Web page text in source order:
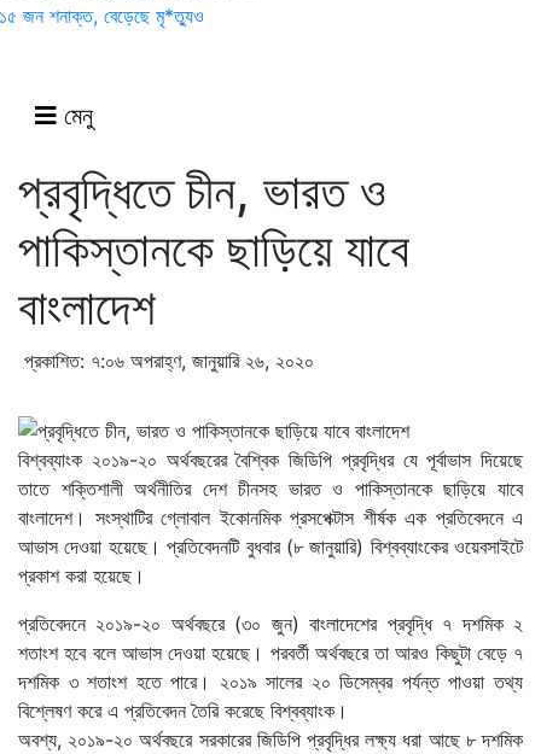
জন শনাক্ত, বেড়েছে মৃ*ত্যুও
মেনু
প্রবৃদ্ধিতে চীন, ভারত ও
পাকিস্তানকে ছাড়িয়ে যাবে
বাংলাদেশ
প্রকাশিত: ৭:০৬ অপরাহ্ণ, জানুয়ারি ২৬, ২০২০
বিশ্বব্যাংক ২০১৯-২০ অর্থবছরের বৈশ্বিক জিডিপি প্রবৃদ্ধির যে পূর্বাভাস দিয়েছে
তাতে শক্তিশালী অর্থনীতির দেশ চীনসহ ভারত ও পাকিস্তানকে ছাড়িয়ে যাবে
বাংলাদেশ। সংস্থাটির গ্লোবাল ইকোনমিক প্রসপেক্টাস শীর্ষক এক প্রতিবেদনে এ
আভাস দেওয়া হয়েছে। প্রতিবেদনটি বুধবার (৮ জানুয়ারি) বিশ্বব্যাংকের ওয়েবসাইটে
প্রকাশ করা হয়েছে।
প্রতিবেদনে ২০১৯-২০ অর্থবছরে (৩০ জুন) বাংলাদেশের প্রবৃদ্ধি ৭ দশমিক ২
শতাংশ হবে বলে আভাস দেওয়া হয়েছে। পরবর্তী অর্থবছরে তা আরও কিছুটা বেড়ে ৭
দশমিক ৩ শতাংশ হতে পারে। ২০১৯ সালের ২০ ডিসেম্বর পর্যন্ত পাওয়া তথ্য
বিশ্লেষণ করে এ প্রতিবেদন তৈরি করেছে বিশ্বব্যাংক।
অবশ্য, ২০১৯-২০ অর্থবছরে সরকারের জিডিপি প্রবৃদ্ধির লক্ষ্য ধরা আছে ৮ দশমিক